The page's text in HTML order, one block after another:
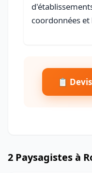
coordonnées
📋
2 Paysagistes à